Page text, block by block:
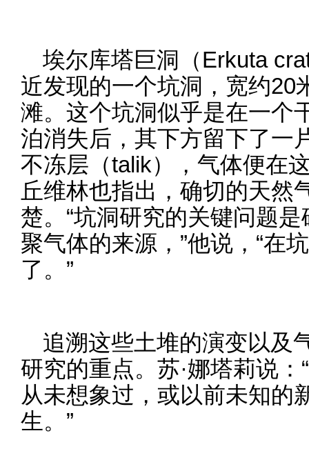
埃尔库塔巨洞（Erkuta
近发现的一个坑洞，宽约20
滩。这个坑洞似乎是在一个
泊消失后，其下方留下了一
不冻层（talik），气体便在
丘维林也指出，确切的天然
楚。“坑洞研究的关键问题
聚气体的来源，”他说，“在
了。”
追溯这些土堆的演变以及
研究的重点。苏·娜塔莉说
从未想象过，或以前未知的
生。”